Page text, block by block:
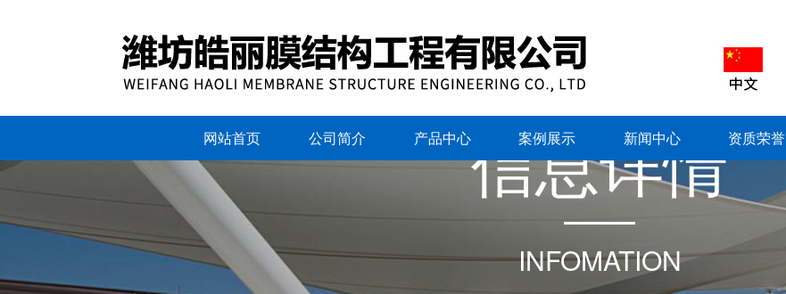
网站首页 公司简介 产品中心 案例展示 新闻中心 资质荣誉
信息详情
INFOMATION